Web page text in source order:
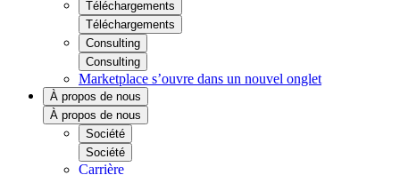
Téléchargements
Téléchargements
Consulting
Consulting
Marketplace s’ouvre dans un nouvel onglet
À propos de nous
À propos de nous
Société
Société
Carrière